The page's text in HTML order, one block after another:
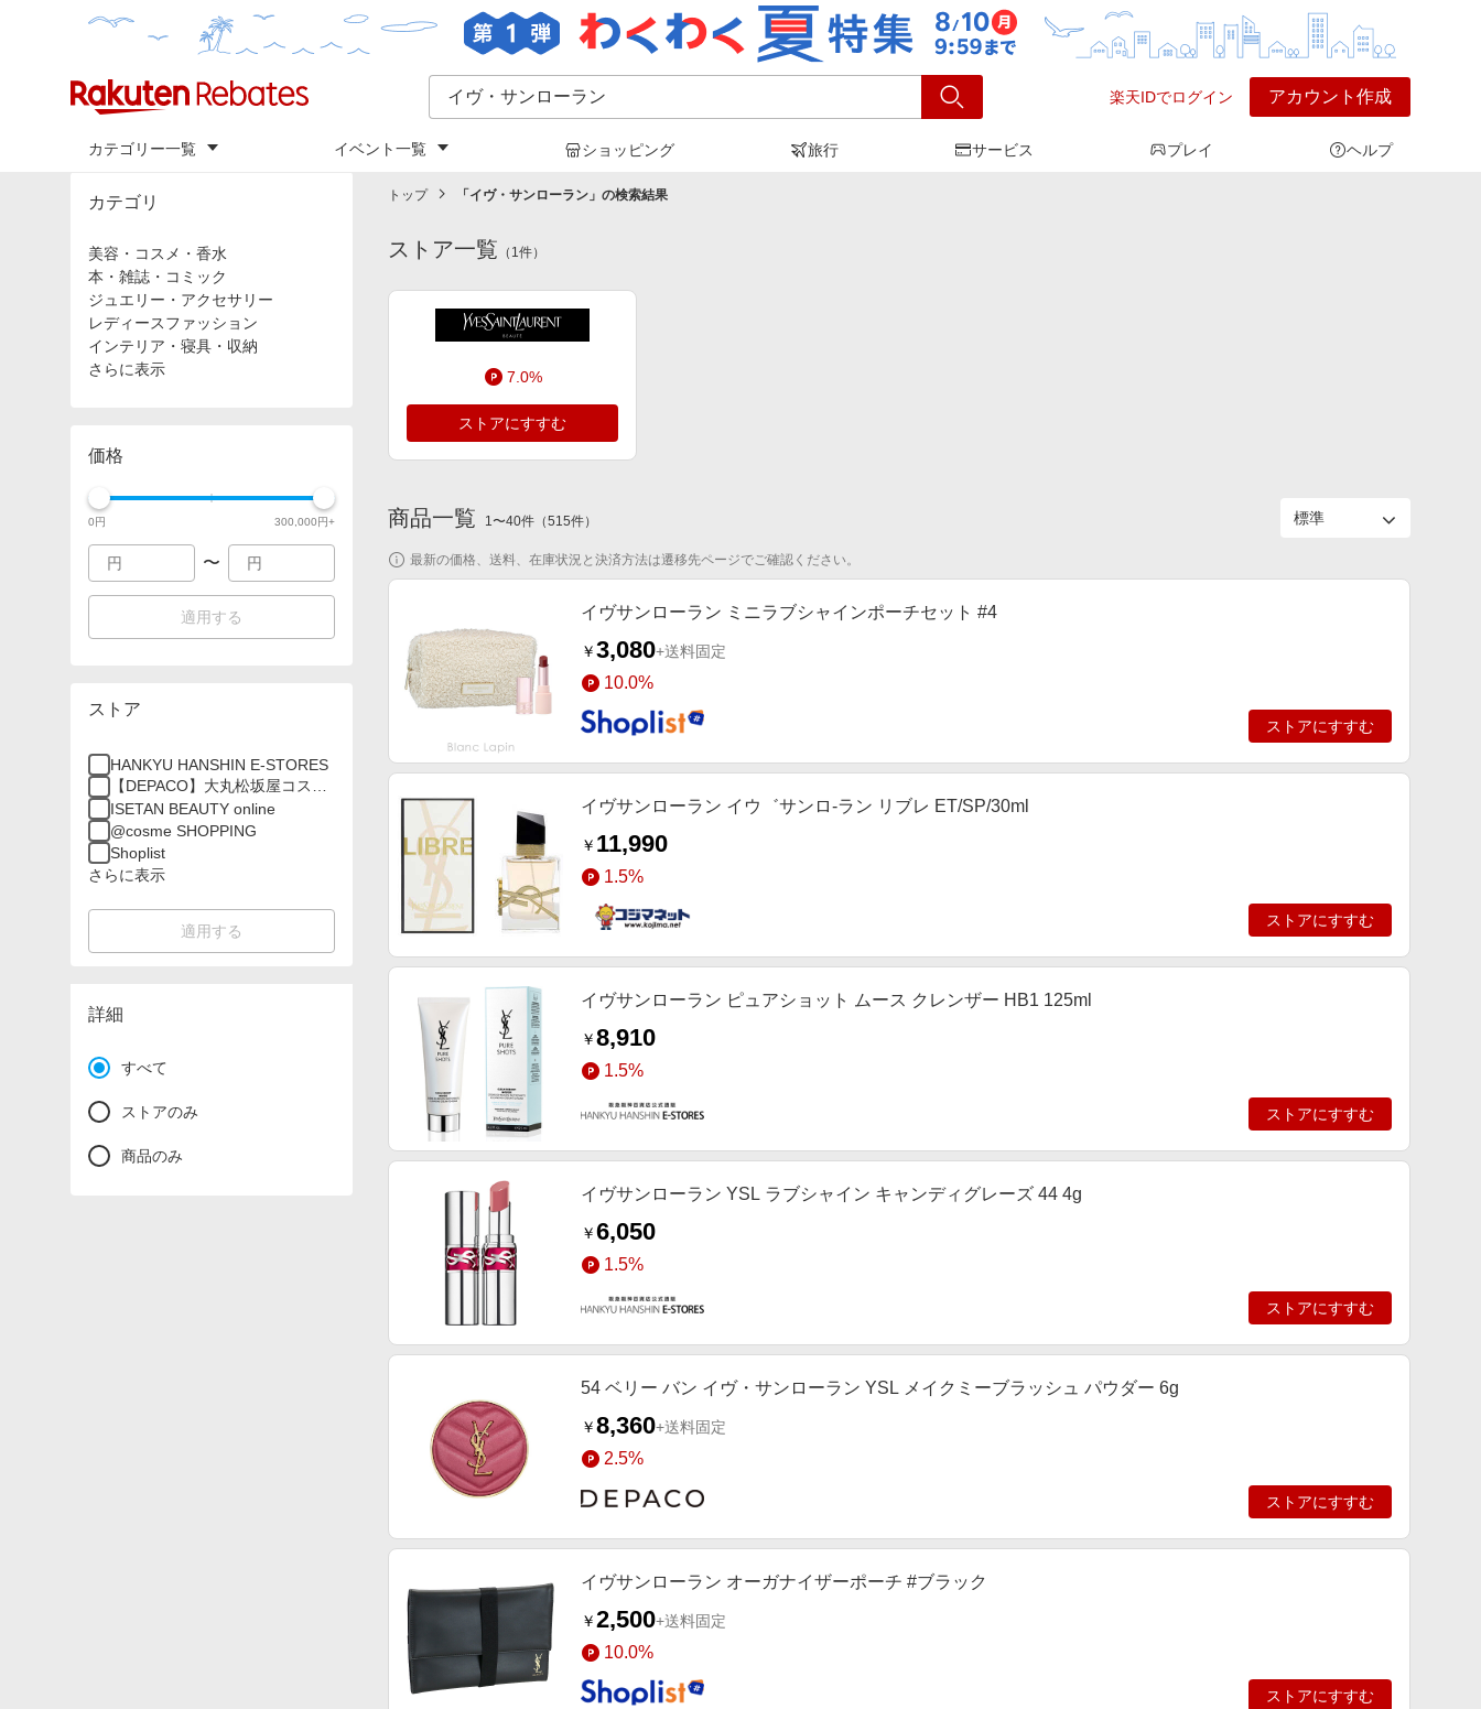
楽天IDでログイン アカウント作成
カテゴリー一覧 イベント一覧 ショッピング 旅行 サービス プレイ ヘルプ
カテゴリ
美容・コスメ・香水
本・雑誌・コミック
ジュエリー・アクセサリー
レディースファッション
インテリア・寝具・収納
さらに表示
価格
0円 300,000円+
〜
適用する
ストア
HANKYU HANSHIN E-STORES
【DEPACO】大丸松坂屋コスメ
オンラインストア
ISETAN BEAUTY online
@cosme SHOPPING
Shoplist
さらに表示
適用する
詳細
すべて
ストアのみ
商品のみ
トップ 「 イヴ・サンローラン 」の検索結果
ストア一覧 （ 1件）
7.0%
ストアにすすむ
商品一覧 1〜40件 （515件）
最新の価格、送料、在庫状況と決済方法は遷移先ページでご確認ください。
イヴサンローラン ミニラブシャインポーチセット #4
￥3,080+送料固定
10.0%
ストアにすすむ
イヴサンローラン イウ゛サンロ-ラン リブレ ET/SP/30ml
￥ 11,990
1.5%
ストアにすすむ
イヴサンローラン ピュアショット ムース クレンザー HB1 125ml
￥8,910
1.5%
ストアにすすむ
イヴサンローラン YSL ラブシャイン キャンディグレーズ 44 4g
￥6,050
1.5%
ストアにすすむ
54 ベリー バン イヴ・サンローラン YSL メイクミーブラッシュ パウダー 6g
￥8,360+送料固定
2.5%
ストアにすすむ
イヴサンローラン オーガナイザーポーチ #ブラック
￥2,500+送料固定
10.0%
ストアにすすむ